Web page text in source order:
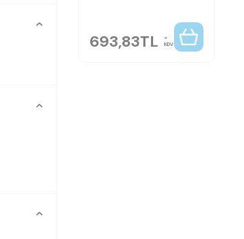
693,83TL KDV